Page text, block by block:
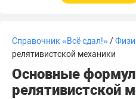
Справочник «Всё сдал!»/
релятивистской механики
Основные
релятивистской